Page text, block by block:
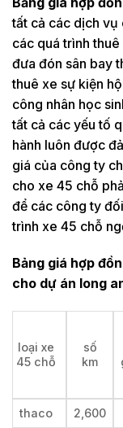
tất cả các dịch vụ
các quá trình
đưa đón sân bay
thuê xe sự kiện
công nhân học
tất cả các yếu tố
hành luôn được
giá của công ty
cho xe 45 chỗ
để các công ty
trình xe 45 chỗ
Bảng giá hợp
cho dự án long
loại xe
45 chỗ
số
km
thaco 2,600